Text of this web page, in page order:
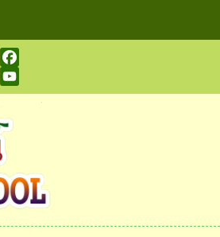
Facebook
YouTube